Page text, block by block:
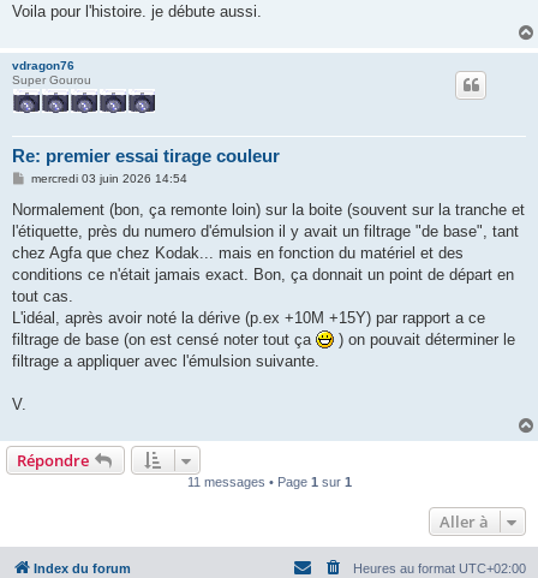
Voila pour l'histoire. je débute aussi.
vdragon76
Super Gourou
Re: premier essai tirage couleur
M
s
a
g
mercredi 03 juin 2026 14:54
Normalement (bon, ça remonte loin) sur la boite (souvent sur la tranche et
l'étiquette, près du numero d'émulsion il y avait un filtrage "de base", tant
chez Agfa que chez Kodak... mais en fonction du matériel et des
conditions ce n'était jamais exact. Bon, ça donnait un point de départ en
tout cas.
L'idéal, après avoir noté la dérive (p.ex +10M +15Y) par rapport a ce
filtrage de base (on est censé noter tout ça
) on pouvait déterminer le
filtrage a appliquer avec l'émulsion suivante.
V.
Répondre
11 messages • Page 1 sur 1
Aller à
Index du forum Heures au format UTC+02:00